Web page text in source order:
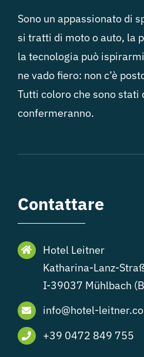
Sono un appassionato di
si tratti di moto o auto, la
la tecnologia può
ne vado fiero: non c’è
Tutti coloro che sono stati
confermeranno.
Contattare
Hotel Leitner
Katharina-Lanz-
I-39037 Mühlbach
info@hotel-
+39 0472 849 755